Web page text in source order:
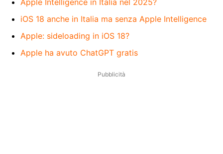
iOS 18 anche in Italia ma senza Apple Intelligence
Apple: sideloading in iOS 18?
Apple ha avuto ChatGPT gratis
Pubblicità